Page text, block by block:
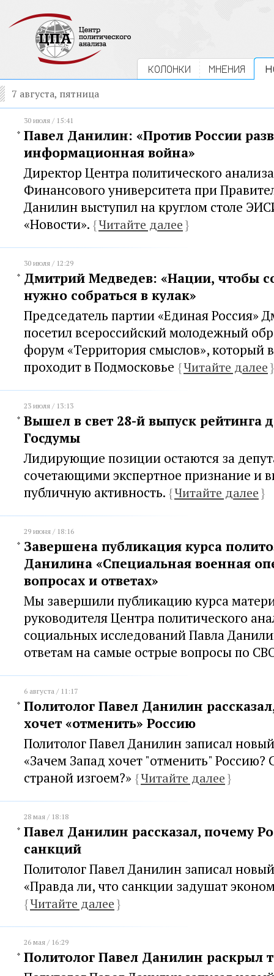
КОЛОНКИ МНЕНИЯ
7 августа, пятница
30 июля / 15:41
Павел Данилин: «Против России
информационная война»
Директор Центра политического
Финансового университета при
Данилин выступил на круглом столе
«Новости». {Читайте далее}
30 июля / 12:29
Дмитрий Медведев: «Нации, чтобы
нужно собраться в кулак»
Председатель партии «Единая Россия»
посетил всероссийский молодежный
форум «Территория смыслов», который
проходит в Подмосковье {Читайте далее}
23 июля / 13:13
Вышел в свет 28-й выпуск рейтинга
Госдумы
Лидирующие позиции остаются за
сочетающими экспертное признание и
публичную активность. {Читайте далее}
29 июня / 18:16
Завершена публикация курса
Данилина «Специальная военная
вопросах и ответах»
Мы завершили публикацию курса
руководителя Центра политического
социальных исследований Павла
ответам на самые острые вопросы по
6 августа / 11:17
Политолог Павел Данилин
хочет «отменить» Россию
Политолог Павел Данилин записал
«Зачем Запад хочет "отменить" Россию?
страной изгоем?» {Читайте далее}
28 мая / 18:18
Павел Данилин рассказал, почему
санкций
Политолог Павел Данилин записал
«Правда ли, что санкции задушат
{Читайте далее}
26 мая / 16:29
Политолог Павел Данилин раскрыл